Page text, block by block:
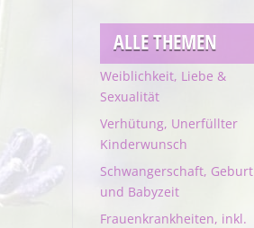
ALLE THEMEN
Weiblichkeit, Liebe &
Sexualität
Verhütung, Unerfüllter
Kinderwunsch
Schwangerschaft, Geburt
und Babyzeit
Frauenkrankheiten, inkl.